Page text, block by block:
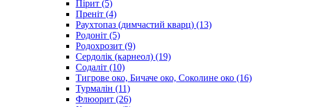
Пірит (5)
Преніт (4)
Раухтопаз (димчастий кварц) (13)
Родоніт (5)
Родохрозит (9)
Сердолік (карнеол) (19)
Содаліт (10)
Тигрове око, Бичаче око, Соколине око (16)
Турмалін (11)
Флюорит (26)